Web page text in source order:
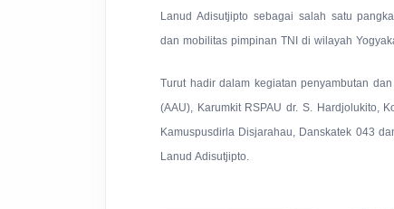
Lanud Adisutjipto sebagai salah satu
dan mobilitas pimpinan TNI di wilayah
Turut hadir dalam kegiatan penyambutan
(AAU), Karumkit RSPAU dr. S. Hardjolukito,
Kamuspusdirla Disjarahau, Danskatek 043
Lanud Adisutjipto.